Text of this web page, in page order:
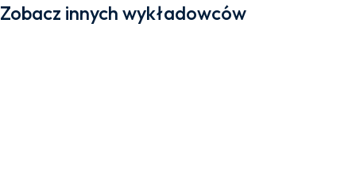
Zobacz innych wykładowców